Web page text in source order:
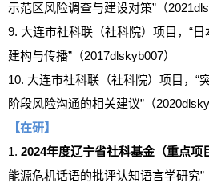
示范区风险调查与建设对策”（
9. 大连市社科联（社科院）项目，“日
建构与传播”（2017dlskyb007）
10. 大连市社科联（社科院）项目，“
阶段风险沟通的相关建议”（
【在研】
1. 2024年度辽宁省社科基金（重点项
能源危机话语的批评认知语言学研究”